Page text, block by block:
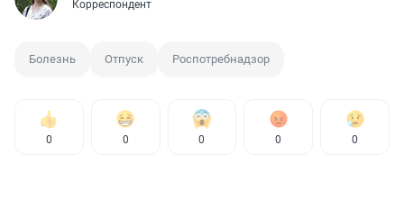
Корреспондент
Болезнь Отпуск Роспотребнадзор
0 0 0 0 0